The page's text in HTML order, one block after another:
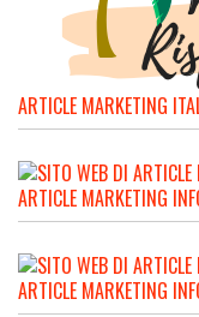
ARTICLE MARKETING
ARTICLE MARKETING
ARTICLE MARKETING